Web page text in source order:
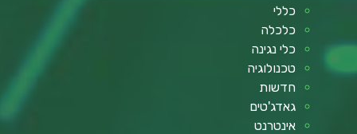
כללי
כלכלה
כלי נגינה
טכנולוגיה
חדשות
גאדג'טים
אינטרנט